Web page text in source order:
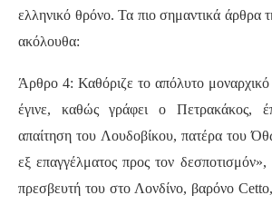
ελληνικό θρόνο. Τα πιο σημαντικά άρθρα
ακόλουθα:
Άρθρο 4: Καθόριζε το απόλυτο
έγινε, καθώς γράφει ο Πετρακάκος,
απαίτηση του Λουδοβίκου, πατέρα του
εξ επαγγέλματος προς τον
πρεσβευτή του στο Λονδίνο, βαρόνο